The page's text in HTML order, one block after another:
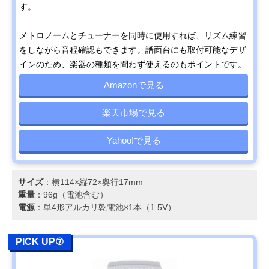
す。
メトロノームとチューナーを同時に使用すれば、リズム練習
をしながら音程確認もできます。譜面台にも取付可能なデザ
インのため、楽器の種類を問わず使えるのもポイントです。
Amazonで見る
楽天市場で見る
Yahoo!で見る
サイズ：横114×縦72×奥行17mm
重量 ：96g（電池含む）
電源 ：単4形アルカリ乾電池×1本（1.5V）
PICK UP⑦